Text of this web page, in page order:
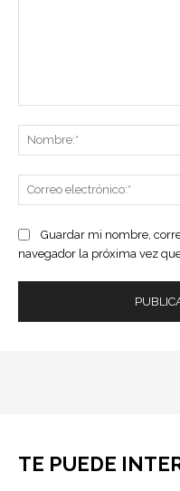
Guardar mi nombre,
navegador la próxima vez
TE PUEDE